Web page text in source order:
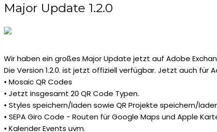
Major Update 1.2.0
Wir haben ein großes Major Update jetzt auf Adobe
Die Version 1.2.0. ist jetzt offiziell verfügbar. Jetzt auch für
• Mosaic QR Codes
• Jetzt insgesamt 20 QR Code Typen.
• Styles speichern/laden sowie QR Projekte speichern/
• SEPA Giro Code - Routen für Google Maps und Apple
• Kalender Events uvm.